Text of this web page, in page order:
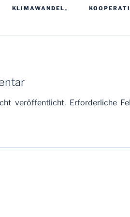
KLIMAWANDEL ,
veröffentlicht. Erforderliche